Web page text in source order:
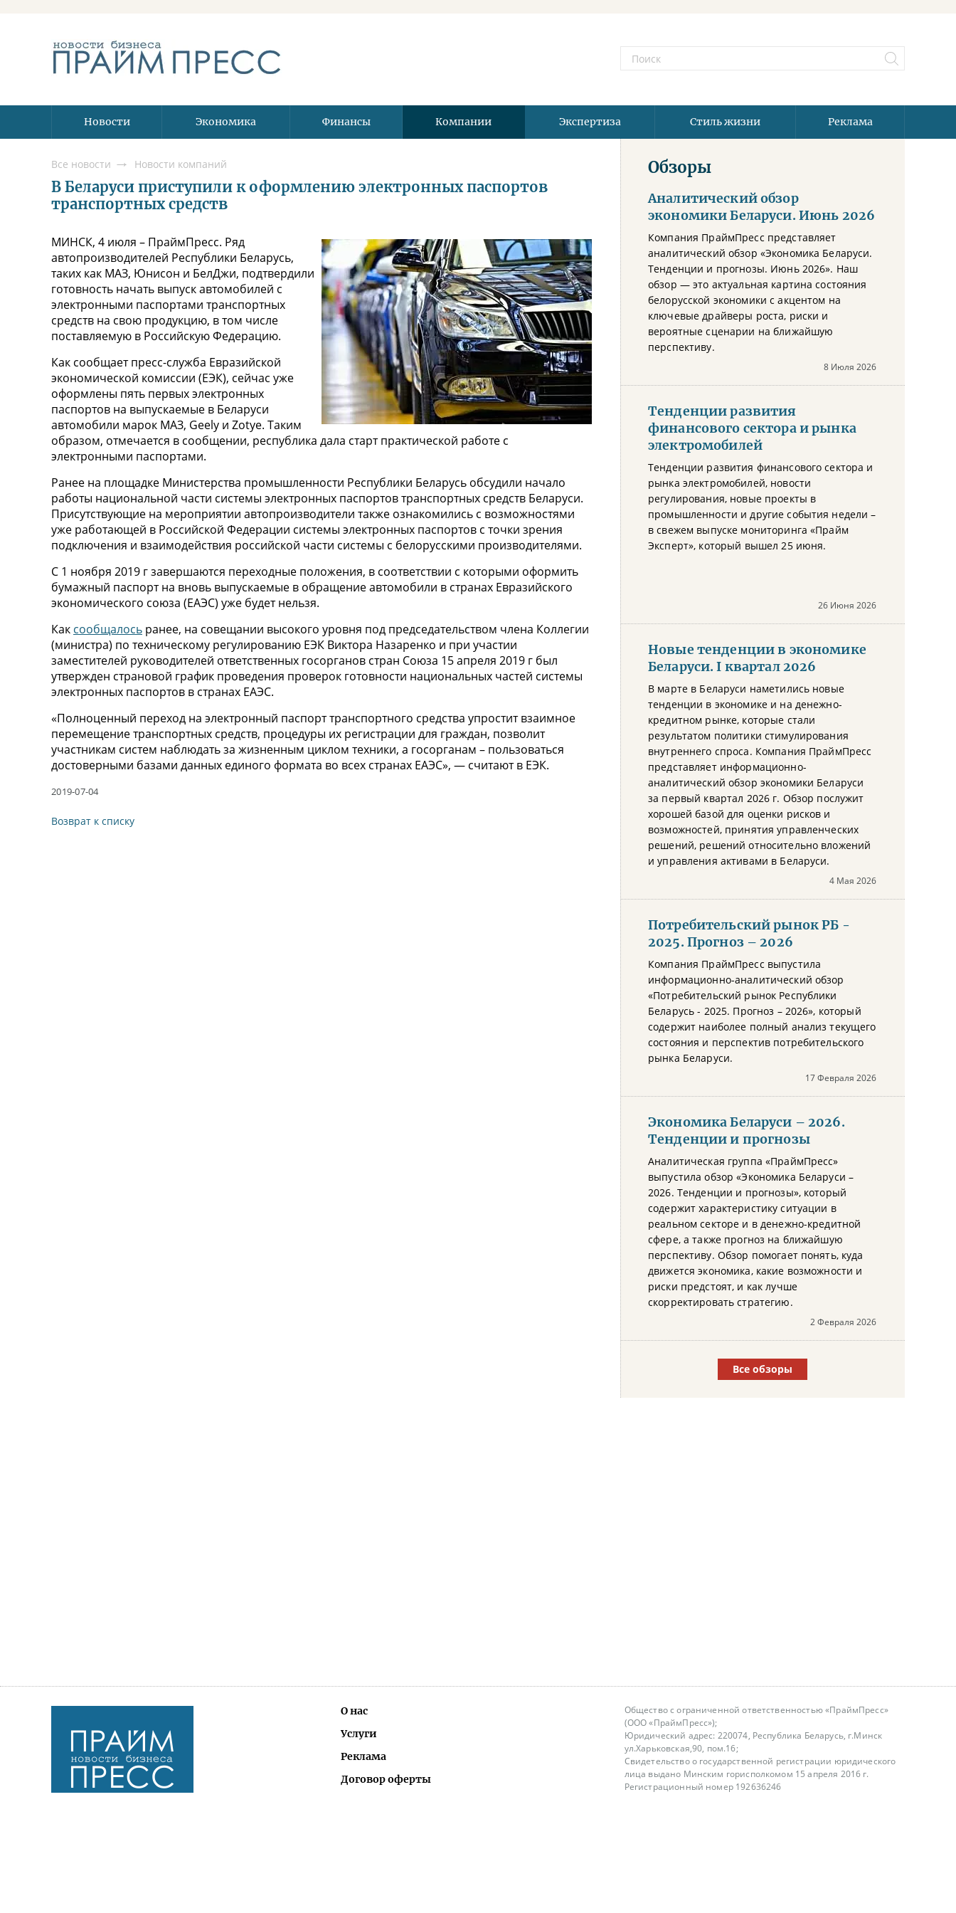
Новости Экономика Финансы Компании Экспертиза Стиль жизни Реклама
Все новости Новости компаний
В Беларуси приступили к оформлению электронных паспортов
транспортных средств
МИНСК, 4 июля – ПраймПресс. Ряд
автопроизводителей Республики Беларусь,
таких как МАЗ, Юнисон и БелДжи, подтвердили
готовность начать выпуск автомобилей с
электронными паспортами транспортных
средств на свою продукцию, в том числе
поставляемую в Российскую Федерацию.
Как сообщает пресс-служба Евразийской
экономической комиссии (ЕЭК), сейчас уже
оформлены пять первых электронных
паспортов на выпускаемые в Беларуси
автомобили марок МАЗ, Geely и Zotye. Таким
образом, отмечается в сообщении, республика дала старт практической работе с
электронными паспортами.
Ранее на площадке Министерства промышленности Республики Беларусь обсудили начало
работы национальной части системы электронных паспортов транспортных средств Беларуси.
Присутствующие на мероприятии автопроизводители также ознакомились с возможностями
уже работающей в Российской Федерации системы электронных паспортов с точки зрения
подключения и взаимодействия российской части системы с белорусскими производителями.
С 1 ноября 2019 г завершаются переходные положения, в соответствии с которыми оформить
бумажный паспорт на вновь выпускаемые в обращение автомобили в странах Евразийского
экономического союза (ЕАЭС) уже будет нельзя.
Как сообщалось ранее, на совещании высокого уровня под председательством члена Коллегии
(министра) по техническому регулированию ЕЭК Виктора Назаренко и при участии
заместителей руководителей ответственных госорганов стран Союза 15 апреля 2019 г был
утвержден страновой график проведения проверок готовности национальных частей системы
электронных паспортов в странах ЕАЭС.
«Полноценный переход на электронный паспорт транспортного средства упростит взаимное
перемещение транспортных средств, процедуры их регистрации для граждан, позволит
участникам систем наблюдать за жизненным циклом техники, а госорганам – пользоваться
достоверными базами данных единого формата во всех странах ЕАЭС», — считают в ЕЭК.
2019-07-04
Возврат к списку
Обзоры
Аналитический обзор
экономики Беларуси. Июнь 2026
Компания ПраймПресс представляет
аналитический обзор «Экономика Беларуси.
Тенденции и прогнозы. Июнь 2026». Наш
обзор — это актуальная картина состояния
белорусской экономики с акцентом на
ключевые драйверы роста, риски и
вероятные сценарии на ближайшую
перспективу.
8 Июля 2026
Тенденции развития
финансового сектора и рынка
электромобилей
Тенденции развития финансового сектора и
рынка электромобилей, новости
регулирования, новые проекты в
промышленности и другие события недели –
в свежем выпуске мониторинга «Прайм
Эксперт», который вышел 25 июня.
26 Июня 2026
Новые тенденции в экономике
Беларуси. I квартал 2026
В марте в Беларуси наметились новые
тенденции в экономике и на денежно-
кредитном рынке, которые стали
результатом политики стимулирования
внутреннего спроса. Компания ПраймПресс
представляет информационно-
аналитический обзор экономики Беларуси
за первый квартал 2026 г. Обзор послужит
хорошей базой для оценки рисков и
возможностей, принятия управленческих
решений, решений относительно вложений
и управления активами в Беларуси.
4 Мая 2026
Потребительский рынок РБ -
2025. Прогноз – 2026
Компания ПраймПресс выпустила
информационно-аналитический обзор
«Потребительский рынок Республики
Беларусь - 2025. Прогноз – 2026», который
содержит наиболее полный анализ текущего
состояния и перспектив потребительского
рынка Беларуси.
17 Февраля 2026
Экономика Беларуси – 2026.
Тенденции и прогнозы
Аналитическая группа «ПраймПресс»
выпустила обзор «Экономика Беларуси –
2026. Тенденции и прогнозы», который
содержит характеристику ситуации в
реальном секторе и в денежно-кредитной
сфере, а также прогноз на ближайшую
перспективу. Обзор помогает понять, куда
движется экономика, какие возможности и
риски предстоят, и как лучше
скорректировать стратегию.
2 Февраля 2026
Все обзоры
О нас
Услуги
Реклама
Договор оферты
Общество с ограниченной ответственностью «ПраймПресс»
(ООО «ПраймПресс»);
Юридический адрес: 220074, Республика Беларусь, г.Минск
ул.Харьковская,90, пом.16;
Свидетельство о государственной регистрации юридического
лица выдано Минским горисполкомом 15 апреля 2016 г.
Регистрационный номер 192636246